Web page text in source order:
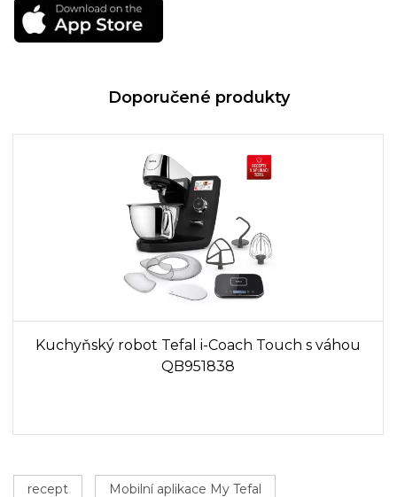
Doporučené produkty
Kuchyňský robot Tefal i-Coach Touch s váhou
QB951838
recept Mobilní aplikace My Tefal